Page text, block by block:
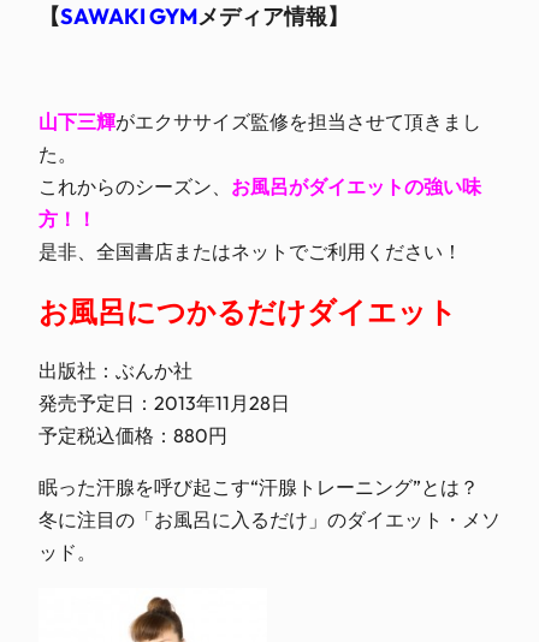
【SAWAKI GYMメディア情報】
山下三輝がエクササイズ監修を担当させて頂きまし
た。
これからのシーズン、 お風呂がダイエットの強い味
方！！
是非、全国書店またはネットでご利用ください！
お風呂につかるだけダイエット
出版社：ぶんか社
発売予定日：2013年11月28日
予定税込価格：880円
眠った汗腺を呼び起こす“汗腺トレーニング”とは？
冬に注目の「お風呂に入るだけ」のダイエット・メソ
ッド。